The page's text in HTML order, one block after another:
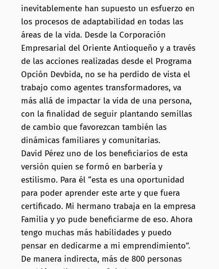
inevitablemente han supuesto un esfuerzo en
los procesos de adaptabilidad en todas las
áreas de la vida. Desde la Corporación
Empresarial del Oriente Antioqueño y a través
de las acciones realizadas desde el Programa
Opción Devbida, no se ha perdido de vista el
trabajo como agentes transformadores, va
más allá de impactar la vida de una persona,
con la finalidad de seguir plantando semillas
de cambio que favorezcan también las
dinámicas familiares y comunitarias.
David Pérez uno de los beneficiarios de esta
versión quien se formó en barbería y
estilismo. Para él “esta es una oportunidad
para poder aprender este arte y que fuera
certificado. Mi hermano trabaja en la empresa
Familia y yo pude beneficiarme de eso. Ahora
tengo muchas más habilidades y puedo
pensar en dedicarme a mi emprendimiento”.
De manera indirecta, más de 800 personas